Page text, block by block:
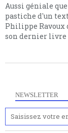
Aussi géniale
pastiche d'un
Philippe Ravoux
son dernier livre
NEWSLETTER